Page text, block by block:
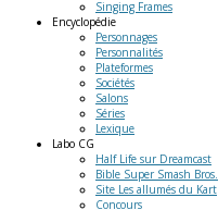
Singing Frames
Encyclopédie
Personnages
Personnalités
Plateformes
Sociétés
Salons
Séries
Lexique
Labo CG
Half Life sur Dreamcast
Bible Super Smash Bros.
Site Les allumés du Kart
Concours